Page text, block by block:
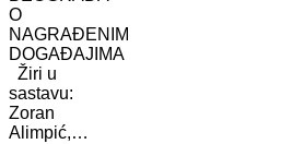
O
NAGRAĐENIM
DOGAĐAJIMA
Žiri u
sastavu:
Zoran
Alimpić,…